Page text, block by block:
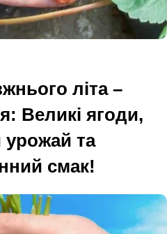
літа –
Великі ягоди,
урожай та
смак!